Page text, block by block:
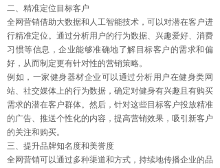
二、精准定位目标客户
全网营销借助大数据和人工智能技术，可以对潜在客户进
行精准定位。通过分析用户的行为数据、兴趣爱好、消费
习惯等信息，企业能够准确地了解目标客户的需求和偏
好，从而制定更有针对性的营销策略。
例如，一家健身器材企业可以通过分析用户在健身类网
站、社交媒体上的行为数据，确定对健身有兴趣且有购买
需求的潜在客户群体。然后，针对这些目标客户投放精准
的广告、推送个性化的内容，提高营销效果，吸引新客户
的关注和购买。
三、提升品牌知名度和美誉度
全网营销可以通过多种渠道和方式，持续地传播企业的品